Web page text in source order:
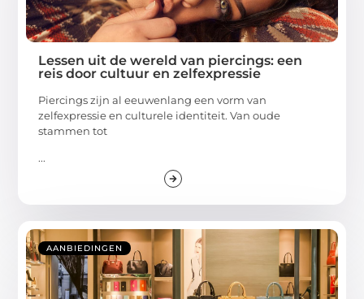
Lessen uit de wereld van piercings: een
reis door cultuur en zelfexpressie
Piercings zijn al eeuwenlang een vorm van
zelfexpressie en culturele identiteit. Van oude
stammen tot
...
AANBIEDINGEN